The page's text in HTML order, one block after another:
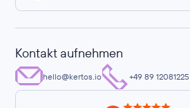
Kontakt aufnehmen
hello@kertos.io +49 89 12081225